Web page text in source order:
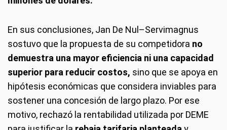
En sus conclusiones, Jan De Nul–Servimagnus
sostuvo que la propuesta de su competidora no
demuestra una mayor eficiencia ni una capacidad
superior para reducir costos, sino que se apoya en
hipótesis económicas que considera inviables para
sostener una concesión de largo plazo. Por ese
motivo, rechazó la rentabilidad utilizada por DEME